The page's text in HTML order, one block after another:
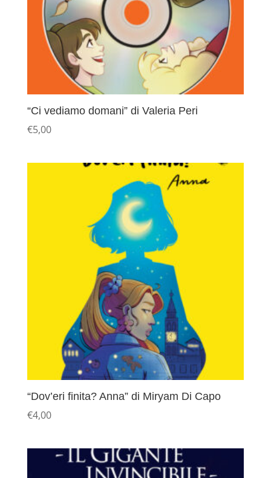
“Ci vediamo domani” di Valeria Peri
€5,00
“Dov’eri finita? Anna” di Miryam Di Capo
€4,00